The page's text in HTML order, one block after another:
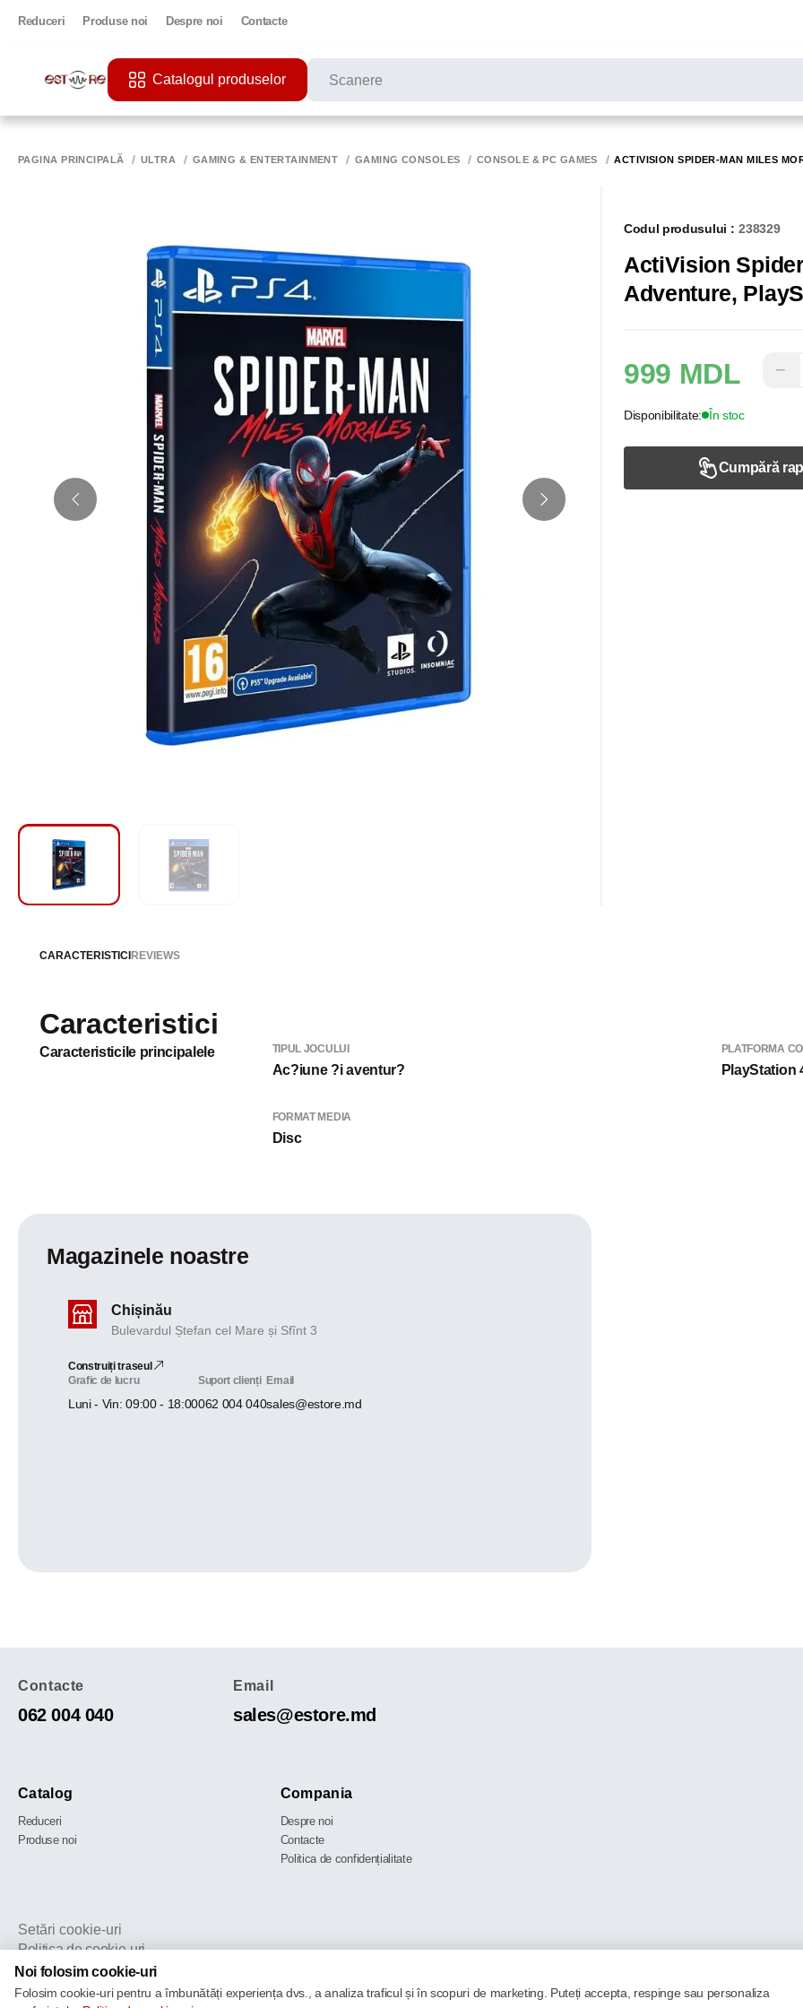
Reduceri Produse noi Despre noi Contacte
Catalogul produselor
PAGINA PRINCIPALĂ ULTRA GAMING & ENTERTAINMENT GAMING CONSOLES CONSOLE & PC GAMES ACTIVISION SPIDER-MAN MILES
Codul produsului : 238329
ActiVision
Adventure,
999 MDL −
Disponibilitate: În stoc
Cumpără
CARACTERISTICI REVIEWS
Caracteristici
Caracteristicile principalele TIPUL JOCULUI
Ac?iune ?i aventur?
PLATFORMA
PlayStation
FORMAT MEDIA
Disc
Magazinele noastre
Chișinău
Bulevardul Ștefan cel Mare și Sfînt 3
Construiți traseul
Grafic de lucru
Luni - Vin: 09:00 - 18:00
Suport clienți
062 004 040
Email
sales@estore.md
Contacte
062 004 040
Email
sales@estore.md
Catalog
Reduceri
Produse noi
Compania
Despre noi
Contacte
Politica de confidențialitate
Setări cookie-uri
Politica de cookie-uri
© 2013 – 2026 ECOM
Noi folosim cookie-uri
Folosim cookie-uri pentru a îmbunătăți experiența dvs., a analiza traficul și în scopuri de marketing. Puteți accepta, respinge sau personaliza